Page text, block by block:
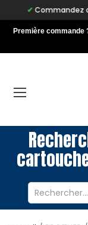
Commandez avant
Première commande